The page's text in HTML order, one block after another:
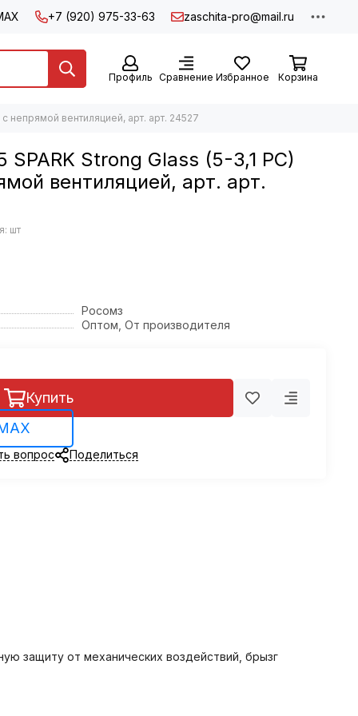
+7 (920) 975-33-63 zaschita-pro@mail.ru
Профиль Сравнение Избранное Корзина
непрямой вентиляцией, арт. арт. 24527
Strong Glass (5-3,1 PC)
вентиляцией, арт. арт.
шт
Росомз
Оптом, От производителя
Купить
вопрос Поделиться
защиту от механических воздействий, брызг